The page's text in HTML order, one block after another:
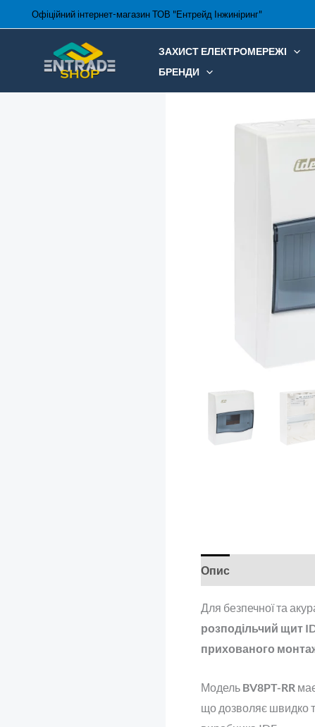
Перейти
до
Офіційний інтернет-магазин ТОВ "Ентрейд Інжиніринг"
ЗАХИСТ ЕЛЕКТРОМЕРЕЖІ
БРЕНДИ
Опис
Для безпечної та
розподільчий щит
прихованого
Модель BV8PT-RRмає
що дозволяє швидко